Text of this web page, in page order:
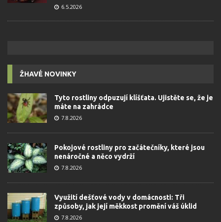
6.5.2026
ŽHAVÉ NOVINKY
Tyto rostliny odpuzují klíšťata. Ujistěte se, že je
máte na zahrádce
7.8.2026
Pokojové rostliny pro začátečníky, které jsou
nenáročné a něco vydrží
7.8.2026
Využití dešťové vody v domácnosti: Tři
způsoby, jak její měkkost promění váš úklid
7.8.2026